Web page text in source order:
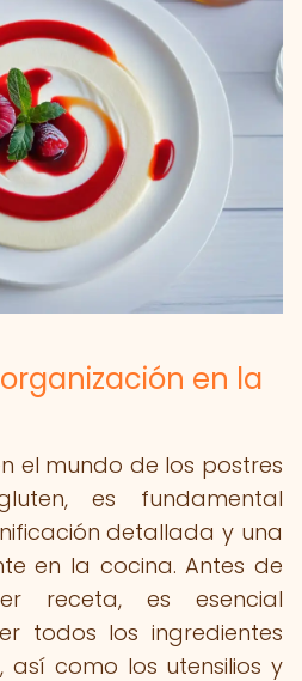
en la
el mundo de los postres
es fundamental
detallada y una
en la cocina. Antes de
receta, es esencial
todos los ingredientes
así como los utensilios y